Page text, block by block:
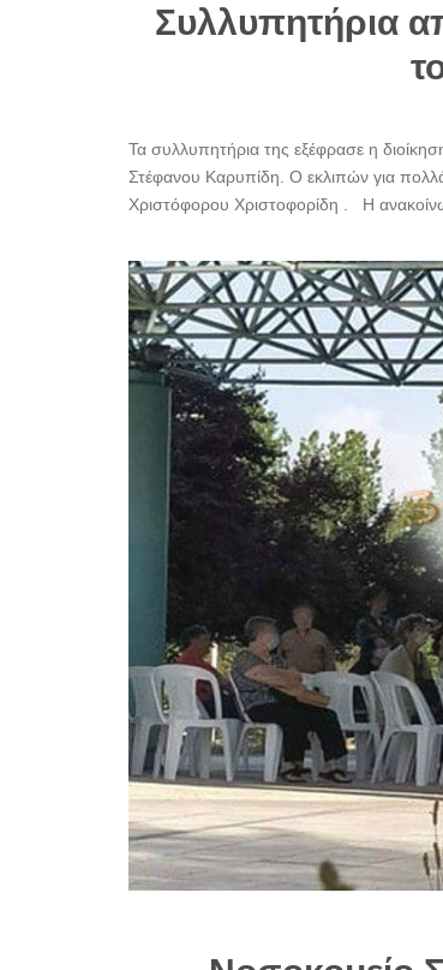
Συλλυπητήρια
Τα συλλυπητήρια της εξέφρασε η
Στέφανου Καρυπίδη. Ο εκλιπών για
Χριστόφορου Χριστοφορίδη . Η